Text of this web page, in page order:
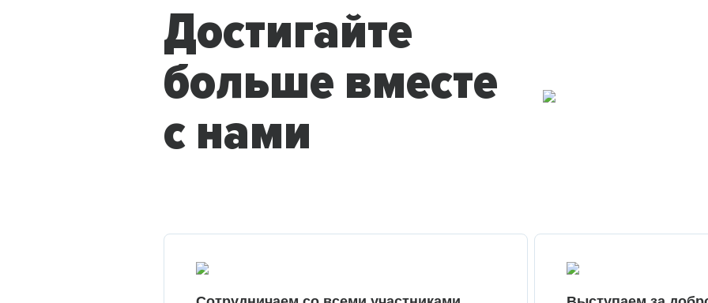
Достигайте
больше вместе
с нами